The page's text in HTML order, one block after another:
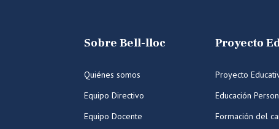
Sobre Bell-lloc
Quiénes somos
Equipo Directivo
Equipo Docente
Proyecto
Proyecto
Educación
Formación del